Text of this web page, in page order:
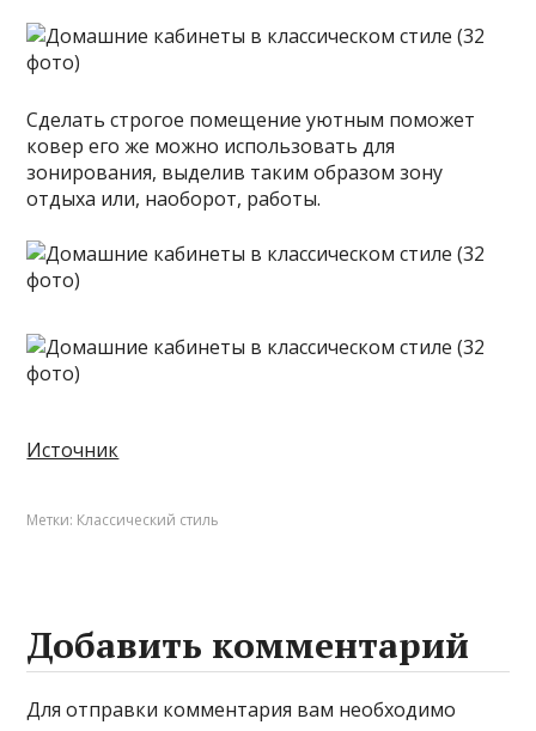
Сделать строгое помещение уютным поможет
ковер его же можно использовать для
зонирования, выделив таким образом зону
отдыха или, наоборот, работы.
Источник
Метки: Классический стиль
Добавить комментарий
Для отправки комментария вам необходимо